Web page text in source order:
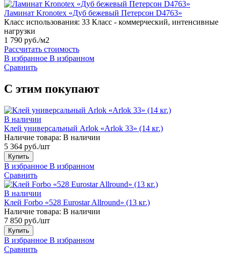
Ламинат Kronotex «Дуб бежевый Петерсон D4763»
Класс использования: 33 Класс - коммерческий, интенсивные
нагрузки
1 790 руб./м2
Рассчитать стоимость
В избранное В избранном
Сравнить
С этим покупают
В наличии
Клей универсальный Arlok «Arlok 33» (14 кг.)
Наличие товара: В наличии
5 364 руб./шт
Купить
В избранное В избранном
Сравнить
В наличии
Клей Forbo «528 Eurostar Allround» (13 кг.)
Наличие товара: В наличии
7 850 руб./шт
Купить
В избранное В избранном
Сравнить